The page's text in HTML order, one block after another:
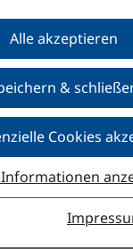
Alle akzeptieren
&
Cookies
615 S